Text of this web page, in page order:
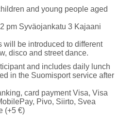
and young people aged
pm Syväojankatu 3 Kajaani
will be introduced to different
disco and street dance.
and includes daily lunch
in the Suomisport service after
card payment Visa, Visa
Pivo, Siirto, Svea
(+5 €)